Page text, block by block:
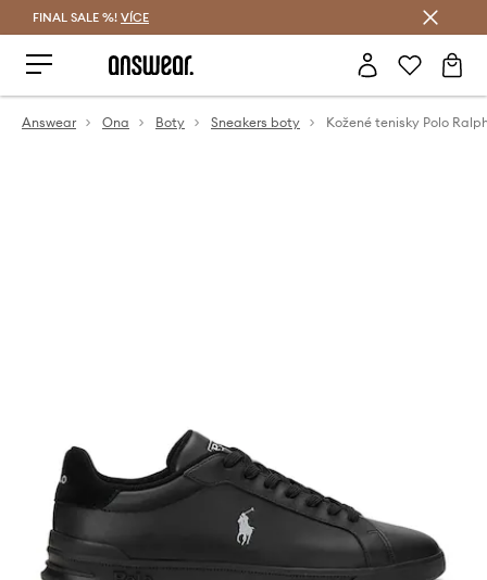
FINAL SALE %! VÍCE
Answear Ona Boty Sneakers boty